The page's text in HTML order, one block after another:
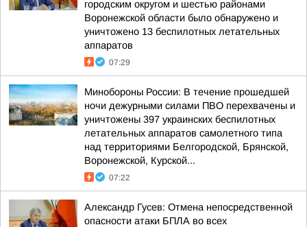
городским округом и шестью районами
Воронежской области было обнаружено и
уничтожено 13 беспилотных летательных
аппаратов
07:29
Минобороны России: В течение прошедшей
ночи дежурными силами ПВО перехвачены и
уничтожены 397 украинских беспилотных
летательных аппаратов самолетного типа
над территориями Белгородской, Брянской,
Воронежской, Курской...
07:22
Александр Гусев: Отмена непосредственной
опасности атаки БПЛА во всех